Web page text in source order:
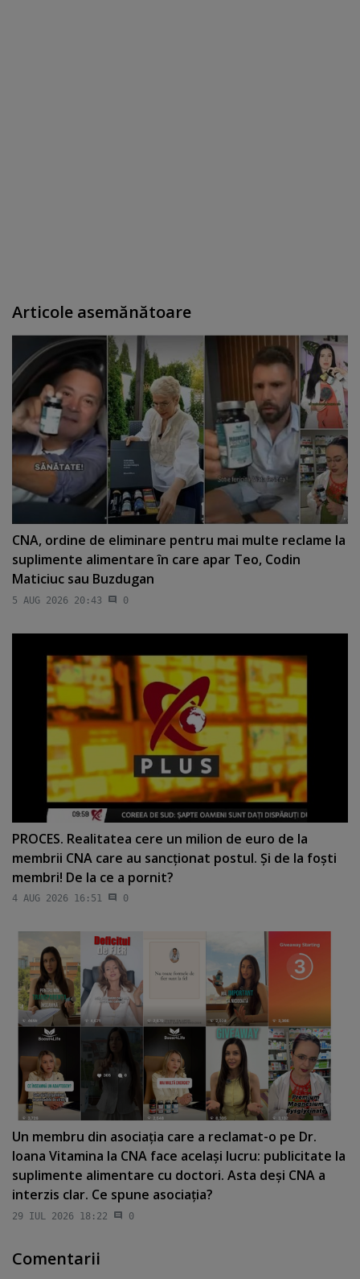
Articole asemănătoare
CNA, ordine de eliminare pentru mai multe reclame la
suplimente alimentare în care apar Teo, Codin
Maticiuc sau Buzdugan
5 AUG 2026 20:43 0
PROCES. Realitatea cere un milion de euro de la
membrii CNA care au sancţionat postul. Şi de la foşti
membri! De la ce a pornit?
4 AUG 2026 16:51 0
Un membru din asociaţia care a reclamat-o pe Dr.
Ioana Vitamina la CNA face acelaşi lucru: publicitate la
suplimente alimentare cu doctori. Asta deşi CNA a
interzis clar. Ce spune asociaţia?
29 IUL 2026 18:22 0
Comentarii